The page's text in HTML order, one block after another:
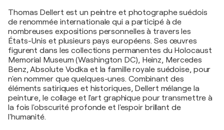
Thomas Dellert est un peintre et photographe suédois
de renommée internationale qui a participé à de
nombreuses expositions personnelles à travers les
États-Unis et plusieurs pays européens. Ses œuvres
figurent dans les collections permanentes du Holocaust
Memorial Museum (Washington DC), Heinz, Mercedes
Benz, Absolute Vodka et la famille royale suédoise, pour
n'en nommer que quelques-unes. Combinant des
éléments satiriques et historiques, Dellert mélange la
peinture, le collage et l'art graphique pour transmettre à
la fois l'obscurité profonde et l'espoir brillant de
l'humanité.